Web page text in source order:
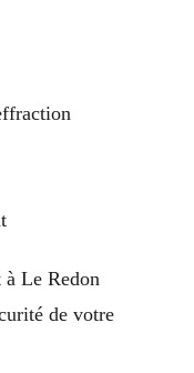
Le Redon
de votre